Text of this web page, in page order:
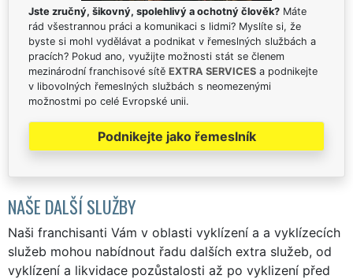
Jste zručný, šikovný, spolehlivý a ochotný člověk? Máte
rád všestrannou práci a komunikaci s lidmi? Myslíte si, že
byste si mohl vydělávat a podnikat v řemeslných službách a
pracích? Pokud ano, využijte možnosti stát se členem
mezinárodní franchisové sítě EXTRA SERVICES a podnikejte
v libovolných řemeslných službách s neomezenými
možnostmi po celé Evropské unii.
Podnikejte jako řemeslník
NAŠE DALŠÍ SLUŽBY
Naši franchisanti Vám v oblasti vyklízení a a vyklízecích
služeb mohou nabídnout řadu dalších extra služeb, od
vyklízení a likvidace pozůstalosti až po vyklizení před